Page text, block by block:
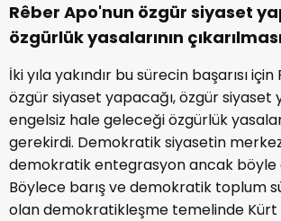
Rêber Apo'nun özgür siyaset
özgürlük yasalarının
İki yıla yakındır bu sürecin başarısı
özgür siyaset yapacağı, özgür siyaset
engelsiz hale geleceği özgürlük
gerekirdi. Demokratik siyasetin
demokratik entegrasyon ancak böyle
Böylece barış ve demokratik toplum
olan demokratikleşme temelinde Kürt